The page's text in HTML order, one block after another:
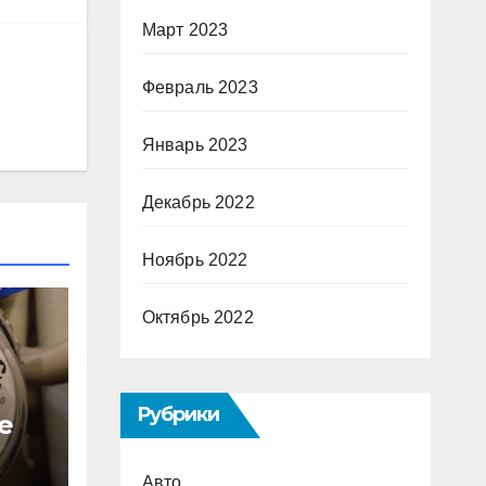
Март 2023
Февраль 2023
Январь 2023
Декабрь 2022
Ноябрь 2022
Октябрь 2022
Рубрики
Авто